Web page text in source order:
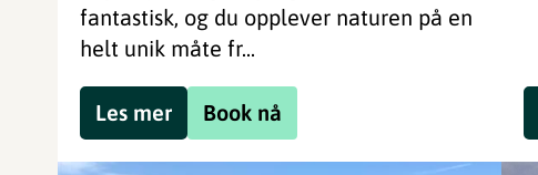
fantastisk, og du opplever naturen på en
helt unik måte fr...
Book nå
Les mer